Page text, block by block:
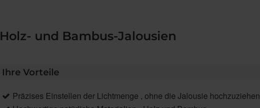
Holz- und Bambus-Jalousien
Ihre Vorteile
Präzises Einstellen der Lichtmenge , ohne die Jalousie hochzuziehen